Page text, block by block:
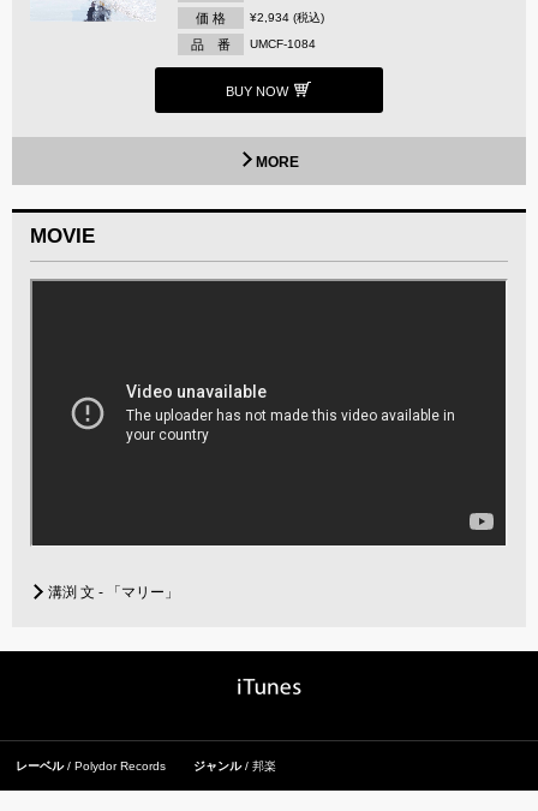
価 格 ¥2,934 (税込)
品 番 UMCF-1084
BUY NOW
MORE
MOVIE
溝渕 文 - 「マリー」
レーベル Polydor Records ジャンル 邦楽